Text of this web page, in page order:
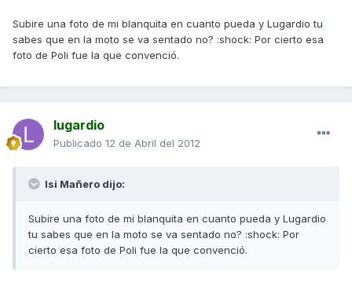
Subire una foto de mi blanquita en cuanto pueda y Lugardio tu
sabes que en la moto se va sentado no? :shock: Por cierto esa
foto de Poli fue la que convenció.
lugardio
Publicado 12 de Abril del 2012
Isi Mañero dijo:
Subire una foto de mi blanquita en cuanto pueda y Lugardio
tu sabes que en la moto se va sentado no? :shock: Por
cierto esa foto de Poli fue la que convenció.